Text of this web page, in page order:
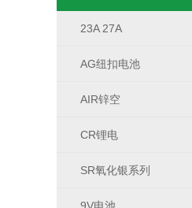
23A 27A
AG纽扣电池
AIR锌空
CR锂电
SR氧化银系列